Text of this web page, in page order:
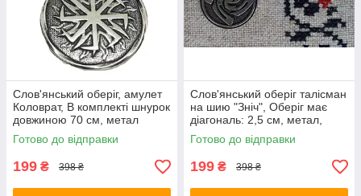
Слов'янський оберіг, амулет
Коловрат, В комплекті шнурок
довжиною 70 см, метал
Готово до відправки
199 ₴ 398 ₴
Слов'янський оберіг талісман
на шию "Зніч", Оберіг має
діагональ: 2,5 см, метал,
амулет Зніч
Готово до відправки
199 ₴ 398 ₴